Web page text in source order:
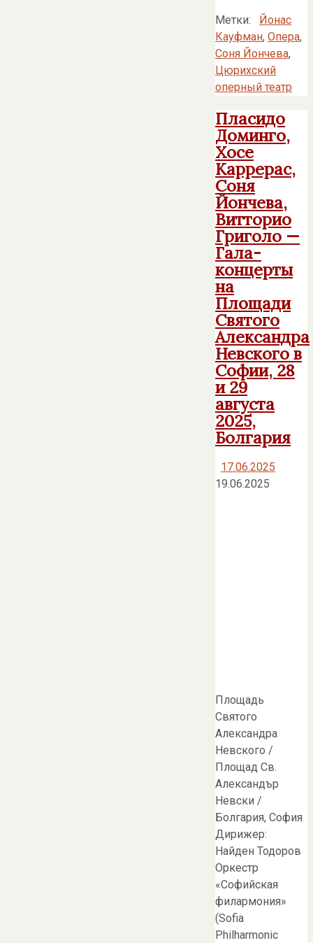
Метки:
Йонас
Кауфман, Опера,
Соня Йончева,
Цюрихский
оперный театр
Пласидо
Доминго,
Хосе
Каррерас,
Соня
Йончева,
Витторио
Григоло —
Гала-
концерты
на
Площади
Святого
Александра
Невского в
Софии, 28
и 29
августа
2025,
Болгария
17.06.2025
19.06.2025
Площадь
Святого
Александра
Невского /
Площад Св.
Александър
Невски /
Болгария, София
Дирижер:
Найден Тодоров
Оркестр
«Софийская
филармония»
(Sofia
Philharmonic